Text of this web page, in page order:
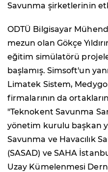
Savunma şirketlerinin
ODTÜ Bilgisayar
mezun olan Gökçe
eğitim simülatörü
başlamış. Simsoft'un
Limatek Sistem,
firmalarının da
"Teknokent Savunma
yönetim kurulu başkan
Savunma ve Havacılık
(SASAD) ve SAHA
Uzay Kümelenmesi